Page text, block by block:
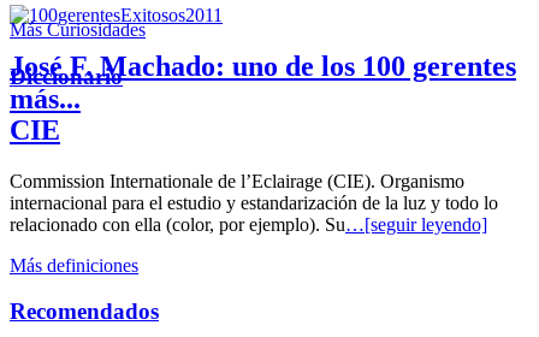
José F. Machado: uno de los 100 gerentes
más...
Más Curiosidades
Diccionario
CIE
Commission Internationale de l’Eclairage (CIE). Organismo
internacional para el estudio y estandarización de la luz y todo lo
relacionado con ella (color, por ejemplo). Su…[seguir leyendo]
Más definiciones
Recomendados